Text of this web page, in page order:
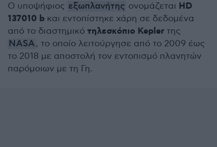
Ο υποψήφιος εξωπλανήτης ονομάζεται HD
137010 b και εντοπίστηκε χάρη σε δεδομένα
από το διαστημικό τηλεσκόπιο Kepler της
NASA, το οποίο λειτούργησε από το 2009 έως
το 2018 με αποστολή τον εντοπισμό πλανητών
παρόμοιων με τη Γη.